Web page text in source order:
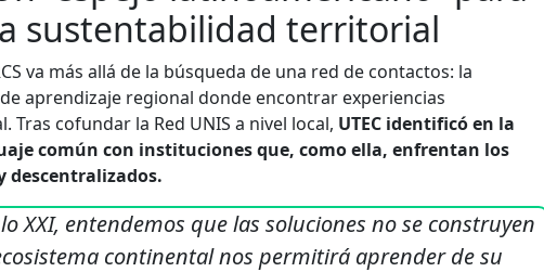
sustentabilidad territorial
va más allá de la búsqueda de una red de contactos: la
aprendizaje regional donde encontrar experiencias
cofundar la Red UNIS a nivel local, UTEC identificó en la
común con instituciones que, como ella, enfrentan los
descentralizados.
XXI, entendemos que las soluciones no se construyen
continental nos permitirá aprender de su